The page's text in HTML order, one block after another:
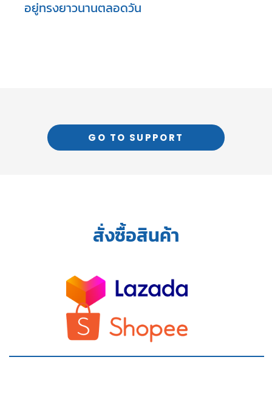
GO TO SUPPORT
สั่งซื้อสินค้า